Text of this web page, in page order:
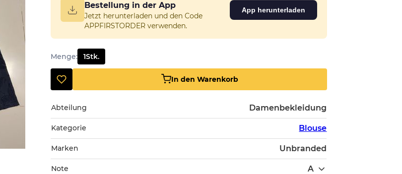
Bestellung in der App
Jetzt herunterladen und den Code
APPFIRSTORDER verwenden.
App herunterladen
Menge: 1Stk.
In den Warenkorb
Abteilung Damenbekleidung
Kategorie Blouse
Marken Unbranded
Note A